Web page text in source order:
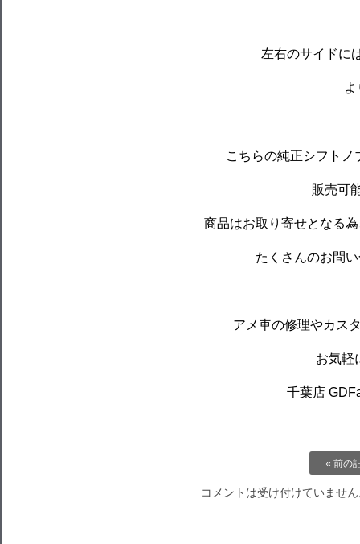
左右のサイドに
こちらの純正シフトノ
販売可
商品はお取り寄せとなる
たくさんのお問
アメ車の修理やカス
お気軽
千葉店
« 前の
コメントは受け付けていませ